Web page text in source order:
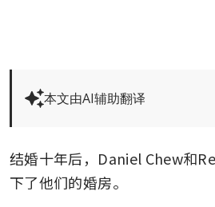
本文由AI辅助翻译
结婚十年后，Daniel Chew和
下了他们的婚房。